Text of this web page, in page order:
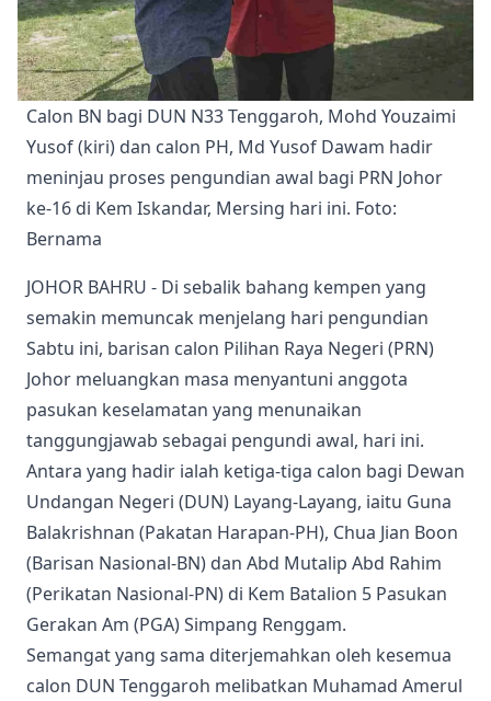
Calon BN bagi DUN N33 Tenggaroh, Mohd Youzaimi
Yusof (kiri) dan calon PH, Md Yusof Dawam hadir
meninjau proses pengundian awal bagi PRN Johor
ke-16 di Kem Iskandar, Mersing hari ini. Foto:
Bernama
JOHOR BAHRU - Di sebalik bahang kempen yang
semakin memuncak menjelang hari pengundian
Sabtu ini, barisan calon Pilihan Raya Negeri (PRN)
Johor meluangkan masa menyantuni anggota
pasukan keselamatan yang menunaikan
tanggungjawab sebagai pengundi awal, hari ini.
Antara yang hadir ialah ketiga-tiga calon bagi Dewan
Undangan Negeri (DUN) Layang-Layang, iaitu Guna
Balakrishnan (Pakatan Harapan-PH), Chua Jian Boon
(Barisan Nasional-BN) dan Abd Mutalip Abd Rahim
(Perikatan Nasional-PN) di Kem Batalion 5 Pasukan
Gerakan Am (PGA) Simpang Renggam.
Semangat yang sama diterjemahkan oleh kesemua
calon DUN Tenggaroh melibatkan Muhamad Amerul